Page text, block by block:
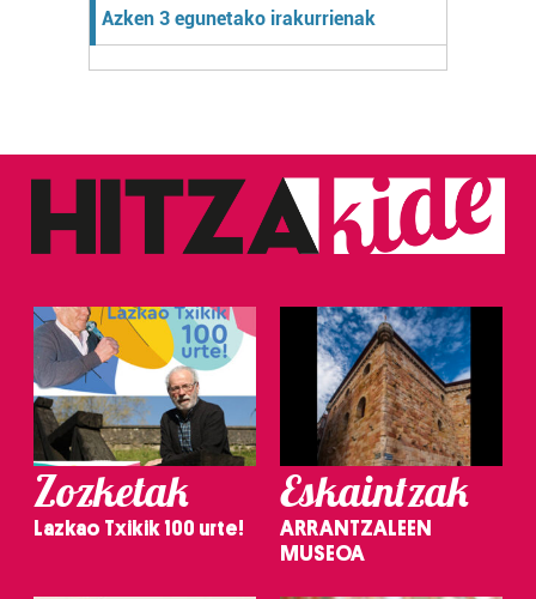
Azken 3 egunetako irakurrienak
Zozketak
Lazkao Txikik 100 urte!
Eskaintzak
ARRANTZALEEN
MUSEOA